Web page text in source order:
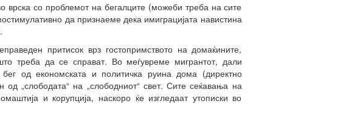
со проблемот на бегалците (можеби треба на сите
да признаеме дека имиграцијата навистина
притисок врз гостопримството на домаќините,
треба да се справат. Во меѓувреме мигрантот, дали
од економската и политичка руина дома (директно
„слободата“ на „слободниот“ свет. Сите сеќавања на
и корупција, наскоро ќе изгледаат утописки во